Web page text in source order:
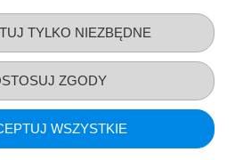
o sklepie
TYLKO NIEZBĘDNE
ZGODY
WSZYSTKIE